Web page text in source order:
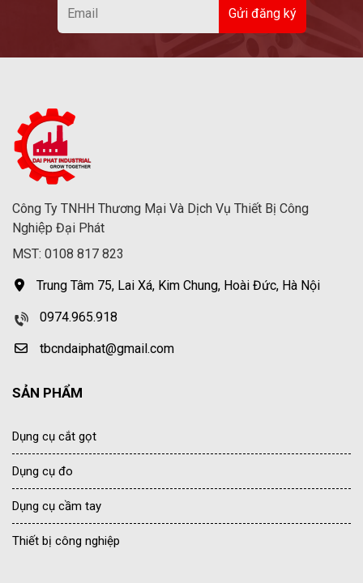
Công Ty TNHH Thương Mại Và Dịch Vụ Thiết Bị Công
Nghiệp Đại Phát
MST: 0108 817 823
Trung Tâm 75, Lai Xá, Kim Chung, Hoài Đức, Hà Nội
0974.965.918
tbcndaiphat@gmail.com
SẢN PHẨM
Dụng cụ cắt gọt
Dụng cụ đo
Dụng cụ cầm tay
Thiết bị công nghiệp